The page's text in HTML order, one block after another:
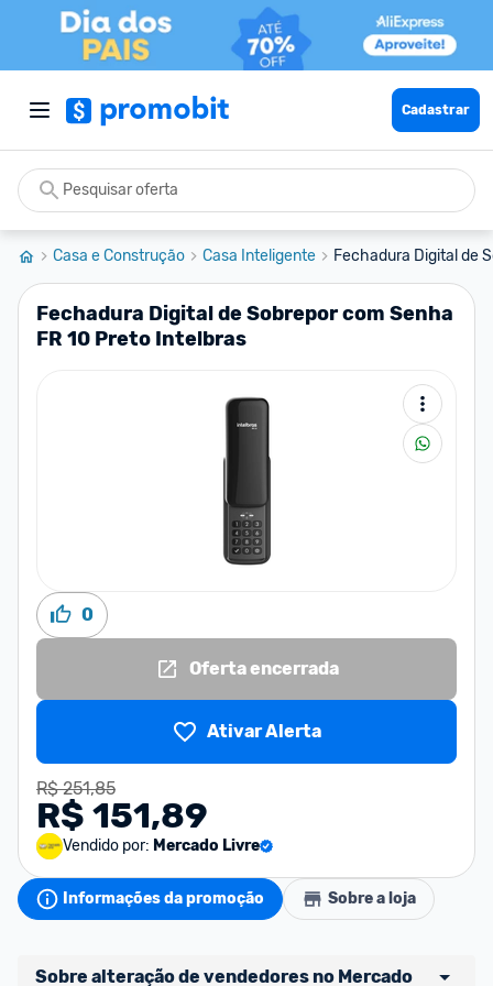
Cadastrar
Casa e Construção Casa Inteligente Fechadura Digital de
Fechadura Digital de Sobrepor com Senha
FR 10 Preto Intelbras
0
Oferta encerrada
Ativar Alerta
R$ 251,85
R$ 151,89
Vendido por: Mercado Livre
Informações da promoção Sobre a loja
Sobre alteração de vendedores no Mercado